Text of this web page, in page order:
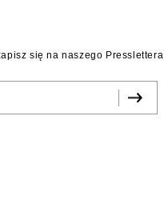
się na naszego Presslettera